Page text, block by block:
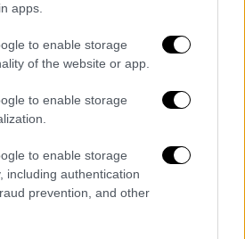
apps.
to enable storage
of the website or app.
to enable storage
to enable storage
including authentication
prevention, and other
ένας
ανάμεσα στους 4 που
τηνδολοφονίαΛάλαστη
του
για πρώτη φορά
Αρχών και δεν
ξανά στο παρελθόν για
Αυτό που απασχολεί